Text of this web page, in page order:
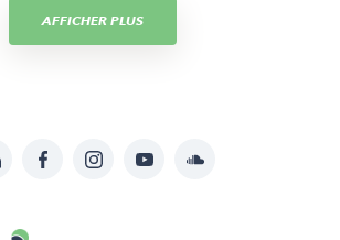
AFFICHER PLUS
LinkedInFacebookInstagramYouTubeSoundcloud